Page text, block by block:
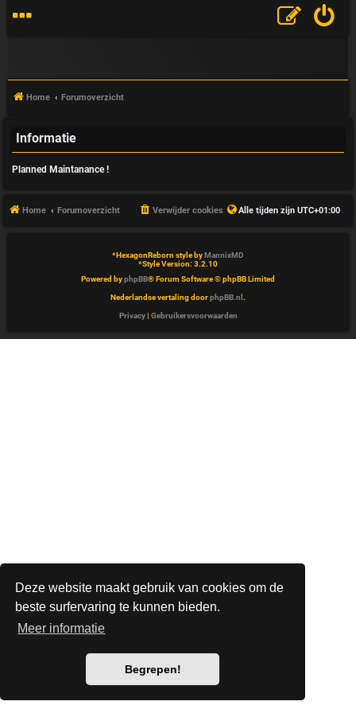
Deze website maakt gebruik van cookies om de
beste surfervaring te kunnen bieden.
Meer informatie
Begrepen!
V
A
Home Forumoverzicht
Informatie
Planned Maintanance !
Home Forumoverzicht Alle tijden zijn UTC+01:00
Verwijder cookies
*HexagonReborn style byMannixMD
*Style Version: 3.2.10
Powered byphpBB® Forum Software © phpBB Limited
Nederlandse vertaling doorphpBB.nl .
Privacy| Gebruikersvoorwaarden